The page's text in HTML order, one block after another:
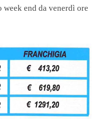
end da venerdì ore